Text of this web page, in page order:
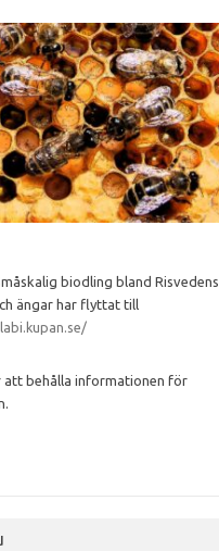
biodling bland Risvedens
ängar har flyttat till
att behålla informationen för